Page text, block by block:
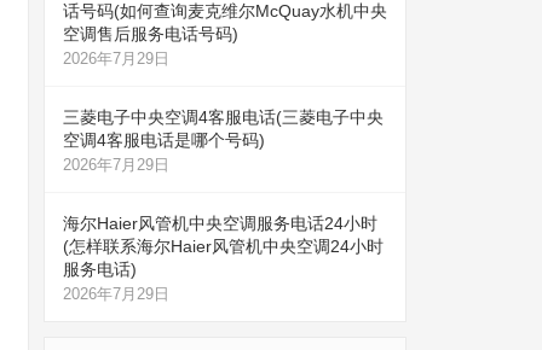
话号码(如何查询麦克维尔McQuay水机中央
空调售后服务电话号码)
2026年7月29日
三菱电子中央空调4客服电话(三菱电子中央
空调4客服电话是哪个号码)
2026年7月29日
海尔Haier风管机中央空调服务电话24小时
(怎样联系海尔Haier风管机中央空调24小时
服务电话)
2026年7月29日